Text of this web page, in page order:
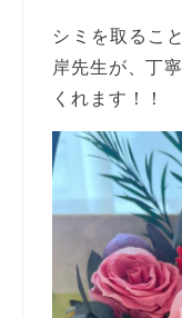
シミを取るこ
岸先生が、丁
くれます！！